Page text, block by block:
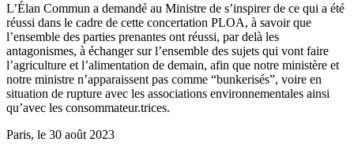
L’Élan Commun a demandé au Ministre de s’inspirer de ce qui a été
réussi dans le cadre de cette concertation PLOA, à savoir que
l’ensemble des parties prenantes ont réussi, par delà les
antagonismes, à échanger sur l’ensemble des sujets qui vont faire
l’agriculture et l’alimentation de demain, afin que notre ministère et
notre ministre n’apparaissent pas comme “bunkerisés”, voire en
situation de rupture avec les associations environnementales ainsi
qu’avec les consommateur.trices.
Paris, le 30 août 2023